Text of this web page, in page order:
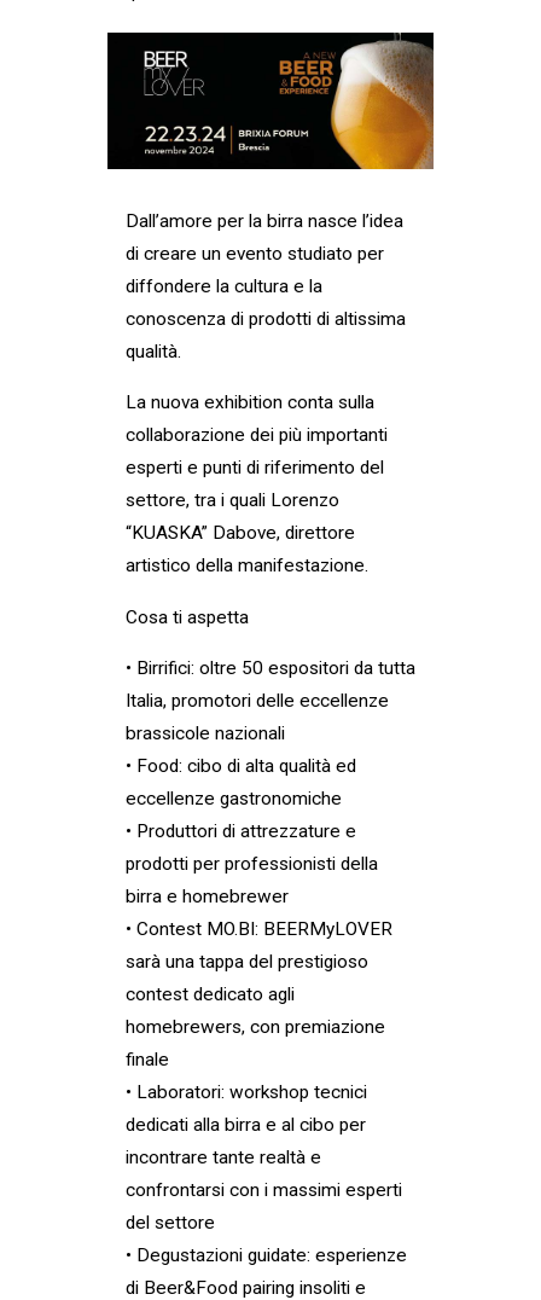
Dall’amore per la birra nasce l’idea
di creare un evento studiato per
diffondere la cultura e la
conoscenza di prodotti di altissima
qualità.
La nuova exhibition conta sulla
collaborazione dei più importanti
esperti e punti di riferimento del
settore, tra i quali Lorenzo
“KUASKA” Dabove, direttore
artistico della manifestazione.
Cosa ti aspetta
• Birrifici: oltre 50 espositori da tutta
Italia, promotori delle eccellenze
brassicole nazionali
• Food: cibo di alta qualità ed
eccellenze gastronomiche
• Produttori di attrezzature e
prodotti per professionisti della
birra e homebrewer
• Contest MO.BI: BEERMyLOVER
sarà una tappa del prestigioso
contest dedicato agli
homebrewers, con premiazione
finale
• Laboratori: workshop tecnici
dedicati alla birra e al cibo per
incontrare tante realtà e
confrontarsi con i massimi esperti
del settore
• Degustazioni guidate: esperienze
di Beer&Food pairing insoliti e